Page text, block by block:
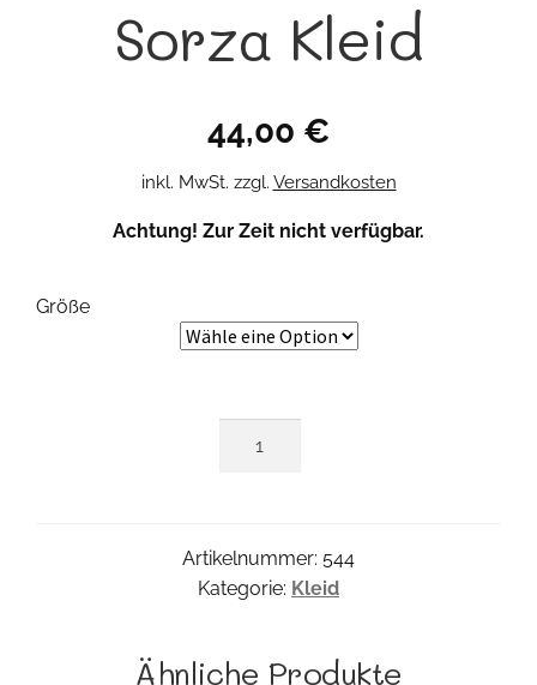
Sorza Kleid
44,00 €
inkl. MwSt. zzgl. Versandkosten
Achtung! Zur Zeit nicht verfügbar.
Größe
Artikelnummer: 544
Kategorie: Kleid
Ähnliche Produkte